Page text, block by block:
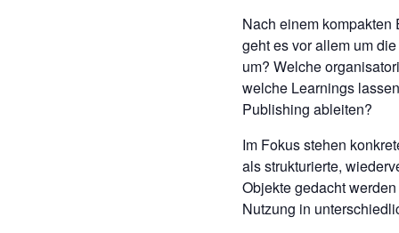
Nach einem
geht es vor allem um
um? Welche
welche Learnings
Publishing ableiten?
Im Fokus stehen
als strukturierte,
Objekte gedacht
Nutzung in